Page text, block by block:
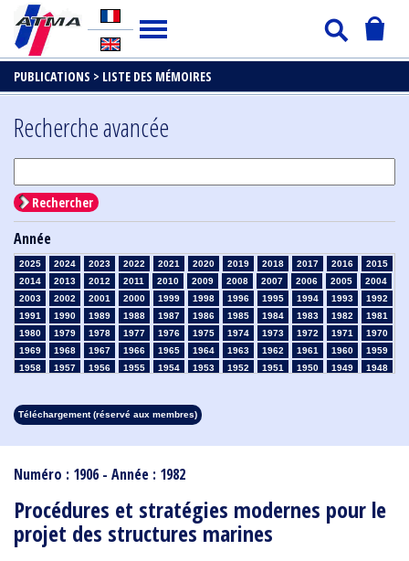
PUBLICATIONS > LISTE DES MÉMOIRES
Numéro : 1906 - Année : 1982
Procédures et stratégies modernes pour le
projet des structures marines
Recherche avancée
Rechercher
Année
2025 2024 2023 2022 2021 2020 2019 2018 2017 2016
2015
2014
2013 2012 2011 2010 2009 2008 2007 2006 2005
2004
2003
2002 2001 2000 1999 1998 1996 1995 1994 1993
1992
1991
1990 1989 1988 1987 1986 1985 1984 1983 1982
1981
1980
1979 1978 1977 1976 1975 1974 1973 1972 1971
1970
1969
1968 1967 1966 1965 1964 1963 1962 1961 1960
1959
1958
1957 1956 1955 1954 1953 1952 1951 1950 1949
1948
1913
1912 1911 1910 1909 1908
Téléchargement (réservé aux membres)